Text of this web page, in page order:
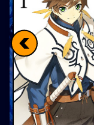
<